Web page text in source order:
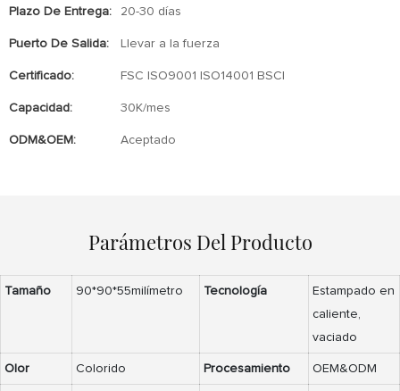
Plazo De Entrega: 20-30 días
Puerto De Salida: Llevar a la fuerza
Certificado: FSC ISO9001 ISO14001 BSCI
Capacidad: 30K/mes
ODM&OEM: Aceptado
Parámetros Del Producto
Tamaño 90*90*55milímetro Tecnología
Estampado en
caliente,
vaciado
Olor Colorido Procesamiento OEM&ODM